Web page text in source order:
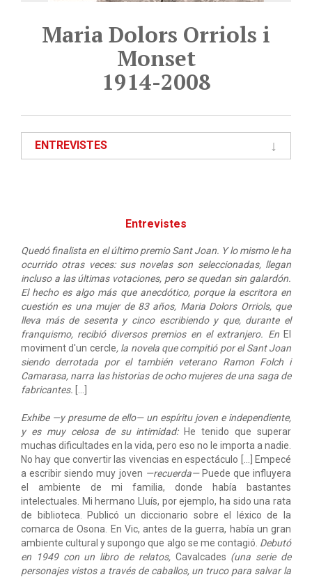
Maria Dolors Orriols i
Monset
1914-2008
ENTREVISTES
Entrevistes
Quedó finalista en el último premio Sant Joan. Y lo mismo le ha
ocurrido otras veces: sus novelas son seleccionadas, llegan
incluso a las últimas votaciones, pero se quedan sin galardón.
El hecho es algo más que anecdótico, porque la escritora en
cuestión es una mujer de 83 años, Maria Dolors Orriols, que
lleva más de sesenta y cinco escribiendo y que, durante el
franquismo, recibió diversos premios en el extranjero. En El
moviment d'un cercle, la novela que compitió por el Sant Joan
siendo derrotada por el también veterano Ramon Folch i
Camarasa, narra las historias de ocho mujeres de una saga de
fabricantes.
Exhibe —y presume de ello— un espíritu joven e independiente,
y es muy celosa de su intimidad: He tenido que superar
muchas dificultades en la vida, pero eso no le importa a nadie.
No hay que convertir las vivencias en espectáculo [...] Empecé
a escribir siendo muy joven —recuerda— Puede que influyera
el ambiente de mi familia, donde había bastantes
intelectuales. Mi hermano Lluís, por ejemplo, ha sido una rata
de biblioteca. Publicó un diccionario sobre el léxico de la
comarca de Osona. En Vic, antes de la guerra, había un gran
ambiente cultural y supongo que algo se me contagió. Debutó
en 1949 con un libro de relatos, Cavalcades (una serie de
personajes vistos a través de caballos, un truco para salvar la